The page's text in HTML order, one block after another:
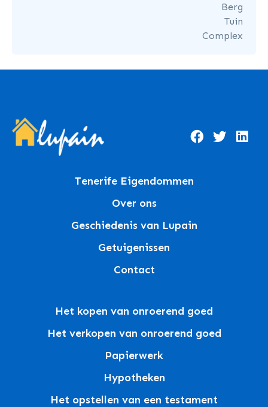
Berg
Tuin
Complex
Tenerife Eigendommen
Over ons
Geschiedenis van Lupain
Getuigenissen
Contact
Het kopen van onroerend goed
Het verkopen van onroerend goed
Papierwerk
Hypotheken
Het opstellen van een testament